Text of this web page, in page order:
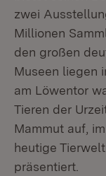
zwei
Millionen
den großen
Museen liegen
am Löwentor
Tieren der
Mammut auf,
heutige
präsentiert.